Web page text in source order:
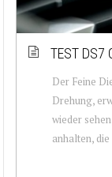
TEST DS7
Der Feine
Drehung,
wieder
anhalten,